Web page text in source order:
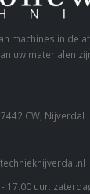
machines in de
uw materialen
CW, Nijverdal
17.00 uur.